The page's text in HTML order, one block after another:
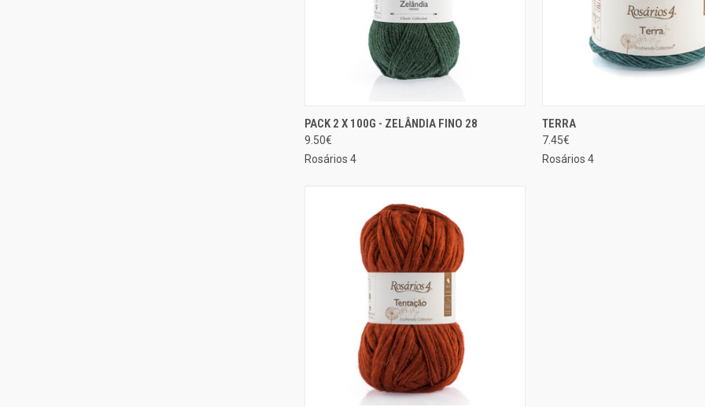
EXIBIÇÃO RÁPIDA
ADICIONAR AO
CARRINHO
Comparar
PACK 2 X 100G - ZELÂNDIA FINO 28
9.50€
Rosários 4
EXIBIÇÃO RÁPIDA
Comparar
TERRA
7.45€
Rosários 4